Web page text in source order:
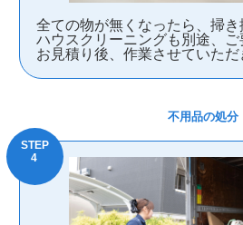
全ての物が無くなったら、掃き
ハウスクリーニングも別途、ご
お見積り後、作業させていただ
不用品の処分